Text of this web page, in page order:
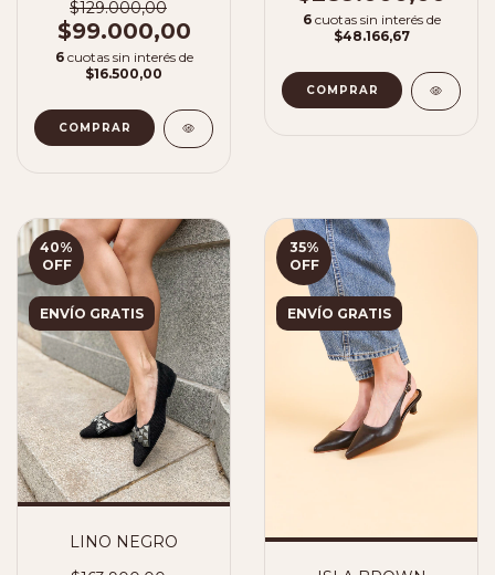
$129.000,00
$99.000,00
6 cuotas sin interés de
$16.500,00
COMPRAR
6 cuotas sin interés de
$48.166,67
40%
OFF
ENVÍO GRATIS
LINO NEGRO
35%
OFF
ENVÍO GRATIS